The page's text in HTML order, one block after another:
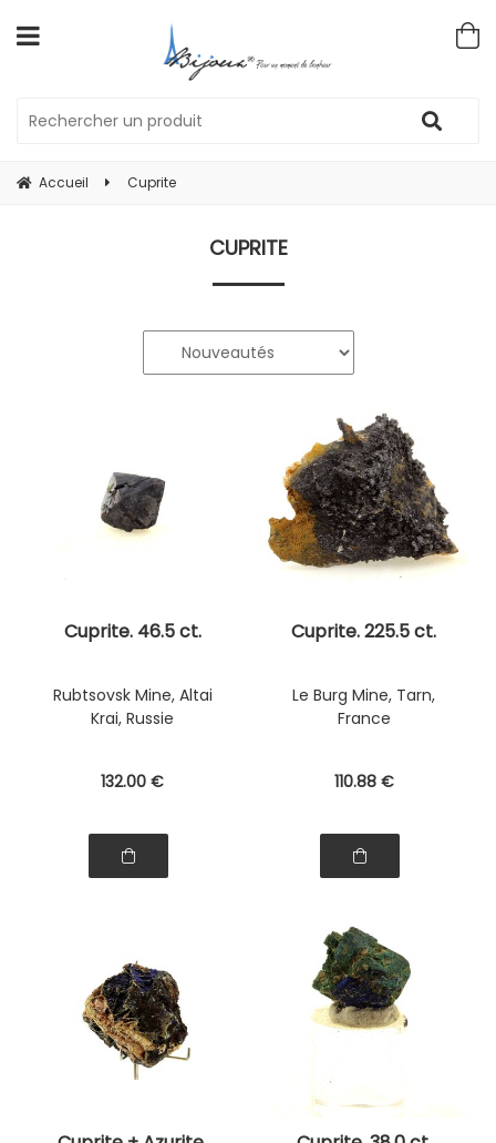
Accueil Cuprite
CUPRITE
Cuprite. 46.5 ct.
Rubtsovsk Mine, Altai
Krai, Russie
132.00 €
Cuprite. 225.5 ct.
Le Burg Mine, Tarn,
France
110.88 €